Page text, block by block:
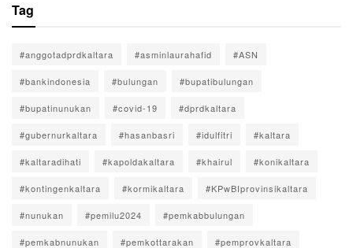
Tag
#anggotadprdkaltara #asminlaurahafid #ASN
#bankindonesia #bulungan #bupatibulungan
#bupatinunukan #covid-19 #dprdkaltara
#gubernurkaltara #hasanbasri #idulfitri #kaltara
#kaltaradihati #kapoldakaltara #khairul #konikaltara
#kontingenkaltara #kormikaltara #KPwBIprovinsikaltara
#nunukan #pemilu2024 #pemkabbulungan
#pemkabnunukan #pemkottarakan #pemprovkaltara